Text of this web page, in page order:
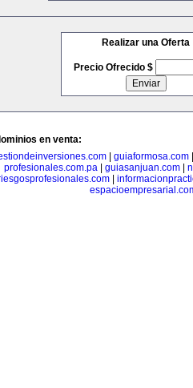
Realizar una Oferta
Precio Ofrecido $
en venta:
| guiaformosa.com
profesionales.com.pa
guiasanjuan.com